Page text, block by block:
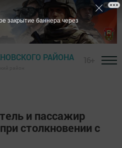
РАЙОНА
и пассажир
столкновении с
закрытие баннера через